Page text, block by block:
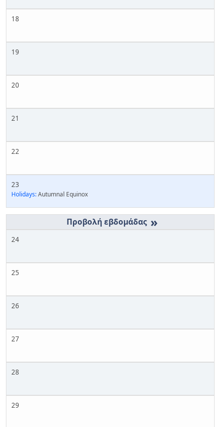
18
19
20
21
22
23
Holidays:Autumnal Equinox
»
24
25
26
27
28
29